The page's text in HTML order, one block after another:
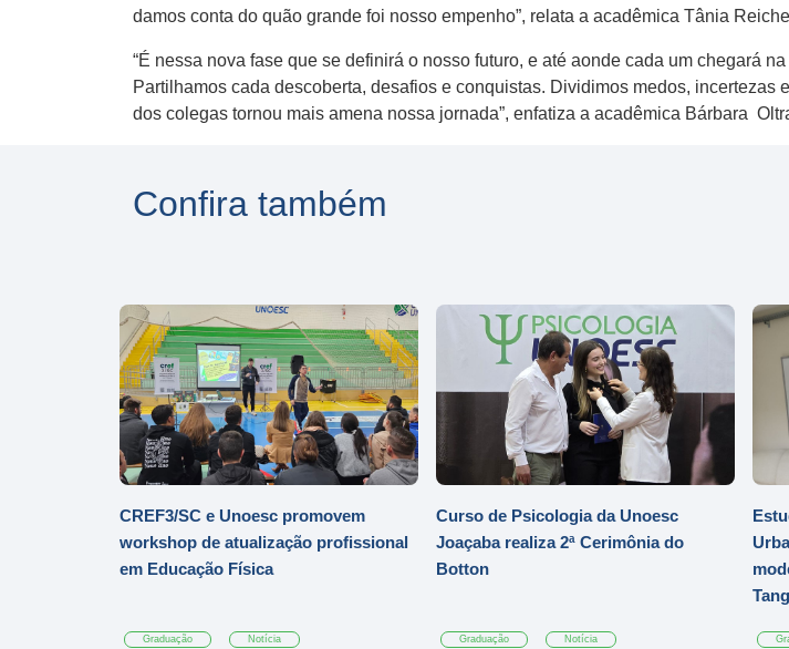
damos conta do quão grande foi nosso empenho”, relata a acadêmica Tânia
“É nessa nova fase que se definirá o nosso futuro, e até aonde cada um chegará
Partilhamos cada descoberta, desafios e conquistas. Dividimos medos,
dos colegas tornou mais amena nossa jornada”, enfatiza a acadêmica Bárbara
Confira também
CREF3/SC e Unoesc promovem
workshop de atualização profissional
em Educação Física
Graduação Notícia
Curso de Psicologia da Unoesc
Joaçaba realiza 2ª Cerimônia do
Botton
Graduação Notícia